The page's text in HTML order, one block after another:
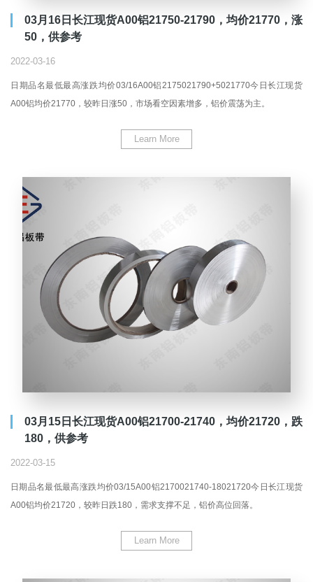
03月16日长江现货A00铝21750-21790，均价21770，涨
50，供参考
2022-03-16
日期品名最低最高涨跌均价03/16A00铝2175021790+5021770今日长江现货
A00铝均价21770，较昨日涨50，市场看空因素增多，铝价震荡为主。
Learn More
03月15日长江现货A00铝21700-21740，均价21720，跌
180，供参考
2022-03-15
日期品名最低最高涨跌均价03/15A00铝2170021740-18021720今日长江现货
A00铝均价21720，较昨日跌180，需求支撑不足，铝价高位回落。
Learn More